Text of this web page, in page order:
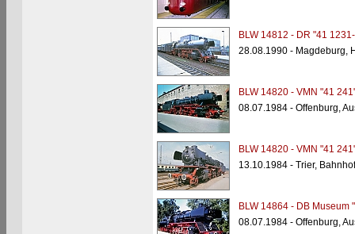
BLW 14812 - DR "41
28.08.1990 - Magdeburg,
BLW 14820 - VMN "41
08.07.1984 - Offenburg,
BLW 14820 - VMN "41
13.10.1984 - Trier, Bahnhof
BLW 14864 - DB Museum
08.07.1984 - Offenburg,